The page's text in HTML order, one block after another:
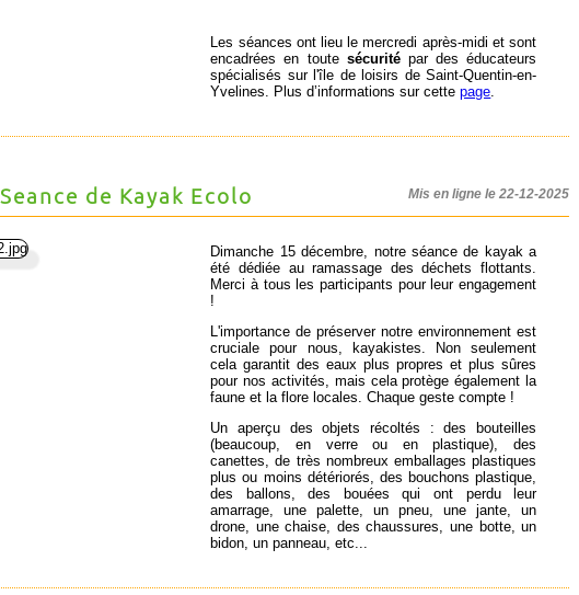
Les séances ont lieu le mercredi après-midi et sont
encadrées en toute sécuritépar des éducateurs
spécialisés sur l'île de loisirs de Saint-Quentin-en-
Yvelines. Plus d’informations sur cettepage
Seance de Kayak Ecolo Mis en ligne le 22-12-2025
Dimanche 15 décembre, notre séance de kayak a
été dédiée au ramassage des déchets flottants.
Merci à tous les participants pour leur engagement
!
L'importance de préserver notre environnement est
cruciale pour nous, kayakistes. Non seulement
cela garantit des eaux plus propres et plus sûres
pour nos activités, mais cela protège également la
faune et la flore locales. Chaque geste compte !
Un aperçu des objets récoltés : des bouteilles
(beaucoup, en verre ou en plastique), des
canettes, de très nombreux emballages plastiques
plus ou moins détériorés, des bouchons plastique,
des ballons, des bouées qui ont perdu leur
amarrage, une palette, un pneu, une jante, un
drone, une chaise, des chaussures, une botte, un
bidon, un panneau, etc...